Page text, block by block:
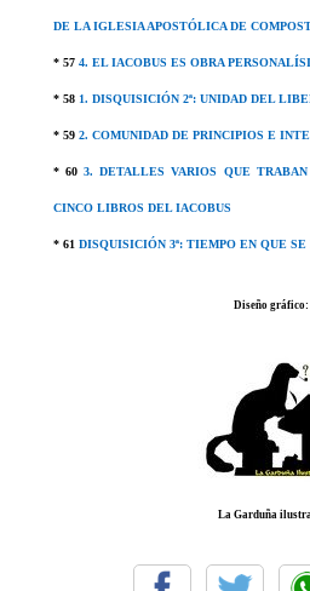
DE LA IGLESIA APOSTÓLICA DE
* 57 4. EL IACOBUS ES OBRA
* 58 1. DISQUISICIÓN 2ª: UNIDAD DEL
* 59 2. COMUNIDAD DE PRINCIPIOS E
* 603. DETALLES VARIOS QUE
CINCO LIBROS DEL IACOBUS
* 61 DISQUISICIÓN 3ª: TIEMPO EN QUE
Diseño gráfico:
La Garduña